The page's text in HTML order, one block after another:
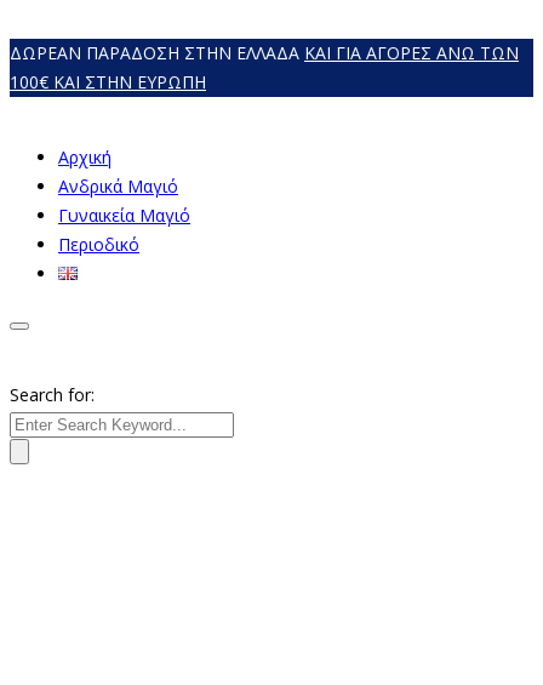
ΔΩΡΕΑΝ ΠΑΡΑΔΟΣΗ ΣΤΗΝ ΕΛΛΑΔΑ ΚΑΙ ΓΙΑ ΑΓΟΡΕΣ ΑΝΩ ΤΩΝ
100€ ΚΑΙ ΣΤΗΝ ΕΥΡΩΠΗ
Αρχική
Ανδρικά Μαγιό
Γυναικεία Mαγιό
Περιοδικό
Search for: